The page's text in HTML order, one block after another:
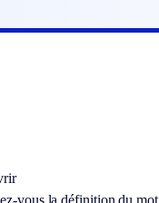
vous la définition du mot